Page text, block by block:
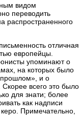
видом
переводить
распространенного
отличная
европейцы.
упоминают о
на которых было
прошлом», и о
всего это было
для знати; более
как надписи
Примечательно,